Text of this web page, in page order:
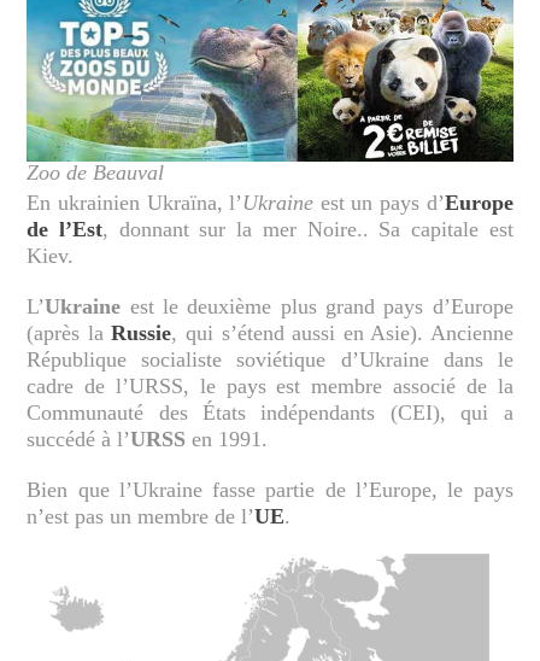
Zoo de Beauval
En ukrainien Ukraïna, l’Ukraine est un pays d’Europe
de l’Est, donnant sur la mer Noire.. Sa capitale est
Kiev.
L’Ukraine est le deuxième plus grand pays d’Europe
(après laRussie, qui s’étend aussi en Asie). Ancienne
République socialiste soviétique d’Ukraine dans le
cadre de l’URSS, le pays est membre associé de la
Communauté des États indépendants (CEI), qui a
succédé à l’URSS en 1991.
Bien que l’Ukraine fasse partie de l’Europe, le pays
n’est pas un membre de l’UE.